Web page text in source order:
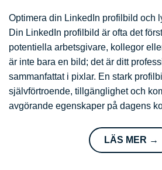
Optimera din LinkedIn profilbild och
Din LinkedIn profilbild är ofta det
potentiella arbetsgivare, kollegor
är inte bara en bild; det är ditt
sammanfattat i pixlar. En stark
självförtroende, tillgänglighet och
avgörande egenskaper på dagens
LÄS MER →